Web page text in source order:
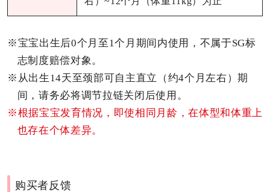
※宝宝出生后0个月至1个月期间内使用，不属于SG标
志制度赔偿对象。
※从出生14天至颈部可自主直立（约4个月左右）期
间，请务必将调节拉链关闭后使用。
※根据宝宝发育情况，即使相同月龄，在体型和体重上
也存在个体差异。
购买者反馈